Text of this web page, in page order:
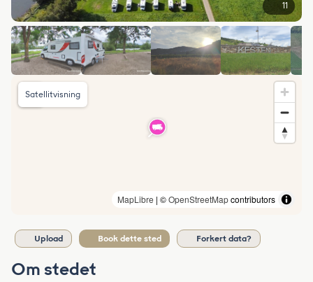
11
MapLibre | ©OpenStreetMapcontributors
Satellitvisning
Upload Book dette sted Forkert data?
Om stedet